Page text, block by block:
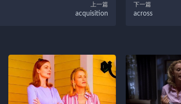
上一篇
acquisition
下一篇
across